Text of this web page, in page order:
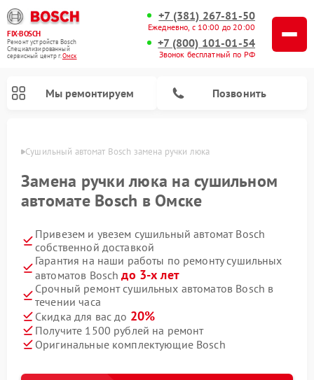
FIX-BOSCH
Ремонт устройств Bosch
Специализированный
cервисный центр г.Омск
+7 (381) 267-81-50
Ежедневно, с 10:00 до 20:00
+7 (800) 101-01-54
Звонок бесплатный по РФ
Мы ремонтируем Позвонить
Сушильный автомат Bosch замена ручки люка
Замена ручки люка на сушильном
автомате Bosch в Омске
Привезем и увезем сушильный автомат Bosch
собственной доставкой
Гарантия на наши работы по ремонту сушильных
автоматов Boschдо 3-х лет
Срочный ремонт сушильных автоматов Bosch в
течении часа
Скидка для вас до 20%
Получите 1500 рублей на ремонт
Оригинальные комплектующие Bosch